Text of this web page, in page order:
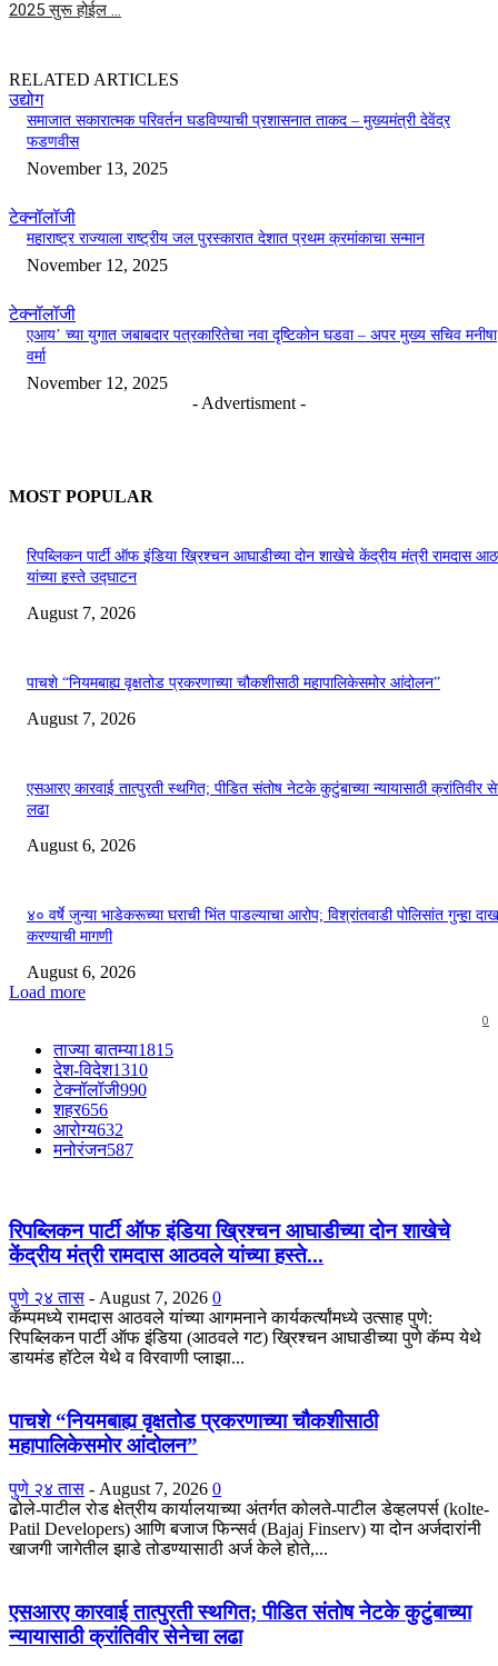
2025 सुरू होईल …
RELATED ARTICLES
उद्योग
समाजात सकारात्मक परिवर्तन घडविण्याची प्रशासनात ताकद – मुख्यमंत्री देवेंद्र
फडणवीस
November 13, 2025
टेक्नॉलॉजी
महाराष्ट्र राज्याला राष्ट्रीय जल पुरस्कारात देशात प्रथम क्रमांकाचा सन्मान
November 12, 2025
टेक्नॉलॉजी
एआय’ च्या युगात जबाबदार पत्रकारितेचा नवा दृष्टिकोन घडवा – अपर मुख्य सचिव मनीषा
वर्मा
November 12, 2025
- Advertisment -
MOST POPULAR
रिपब्लिकन पार्टी ऑफ इंडिया ख्रिश्चन आघाडीच्या दोन शाखेचे केंद्रीय मंत्री रामदास
यांच्या हस्ते उद्घाटन
August 7, 2026
पाचशे “नियमबाह्य वृक्षतोड प्रकरणाच्या चौकशीसाठी महापालिकेसमोर आंदोलन”
August 7, 2026
एसआरए कारवाई तात्पुरती स्थगित; पीडित संतोष नेटके कुटुंबाच्या न्यायासाठी क्रांतिवीर
लढा
August 6, 2026
४० वर्षे जुन्या भाडेकरूच्या घराची भिंत पाडल्याचा आरोप; विश्रांतवाडी पोलिसांत गुन्हा
करण्याची मागणी
August 6, 2026
Load more
0
ताज्या बातम्या1815
देश-विदेश1310
टेक्नॉलॉजी990
शहर656
आरोग्य632
मनोरंजन587
रिपब्लिकन पार्टी ऑफ इंडिया ख्रिश्चन आघाडीच्या दोन शाखेचे
केंद्रीय मंत्री रामदास आठवले यांच्या हस्ते...
पुणे २४ तास - August 7, 2026 0
कॅम्पमध्ये रामदास आठवले यांच्या आगमनाने कार्यकर्त्यांमध्ये उत्साह पुणे:
रिपब्लिकन पार्टी ऑफ इंडिया (आठवले गट) ख्रिश्चन आघाडीच्या पुणे कॅम्प येथे
डायमंड हॉटेल येथे व विरवाणी प्लाझा...
पाचशे “नियमबाह्य वृक्षतोड प्रकरणाच्या चौकशीसाठी
महापालिकेसमोर आंदोलन”
पुणे २४ तास - August 7, 2026 0
ढोले-पाटील रोड क्षेत्रीय कार्यालयाच्या अंतर्गत कोलते-पाटील डेव्हलपर्स (kolte-
Patil Developers) आणि बजाज फिन्सर्व (Bajaj Finserv) या दोन अर्जदारांनी
खाजगी जागेतील झाडे तोडण्यासाठी अर्ज केले होते,...
एसआरए कारवाई तात्पुरती स्थगित; पीडित संतोष नेटके कुटुंबाच्या
न्यायासाठी क्रांतिवीर सेनेचा लढा